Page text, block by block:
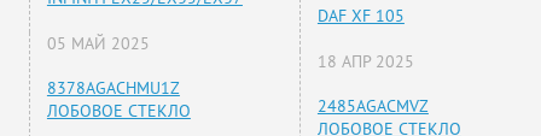
05 МАЙ 2025
8378AGACHMU1Z
ЛОБОВОЕ СТЕКЛО
DAF XF 105
18 АПР 2025
2485AGACMVZ
ЛОБОВОЕ СТЕКЛО